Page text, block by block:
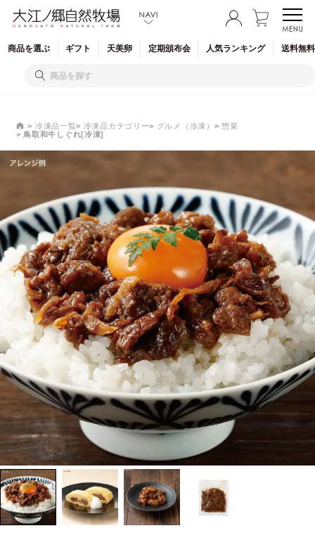
商品を選ぶ ギフト 天美卵 定期頒布会 人気ランキング 送料無
冷凍品一覧 冷凍品カテゴリー グルメ（冷凍）
惣菜
鳥取和牛しぐれ[冷凍]